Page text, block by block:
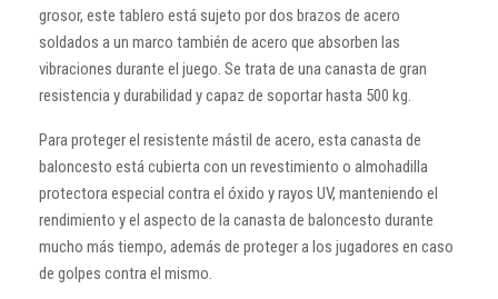
grosor, este tablero está sujeto por dos brazos de acero
soldados a un marco también de acero que absorben las
vibraciones durante el juego. Se trata de una canasta de gran
resistencia y durabilidad y capaz de soportar hasta 500 kg.
Para proteger el resistente mástil de acero, esta canasta de
baloncesto está cubierta con un revestimiento o almohadilla
protectora especial contra el óxido y rayos UV, manteniendo el
rendimiento y el aspecto de la canasta de baloncesto durante
mucho más tiempo, además de proteger a los jugadores en caso
de golpes contra el mismo.